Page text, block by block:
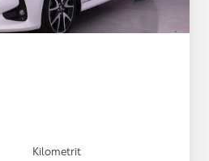
Kilometrit